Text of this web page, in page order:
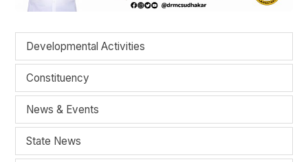
Developmental Activities
Constituency
News & Events
State News